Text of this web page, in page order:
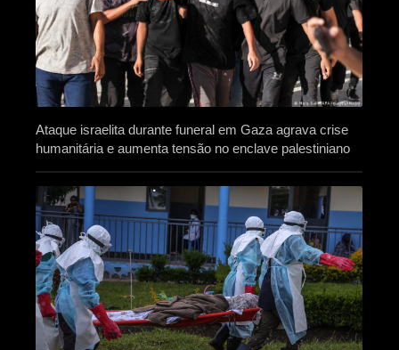
Ataque israelita durante funeral em Gaza agrava crise
humanitária e aumenta tensão no enclave palestiniano